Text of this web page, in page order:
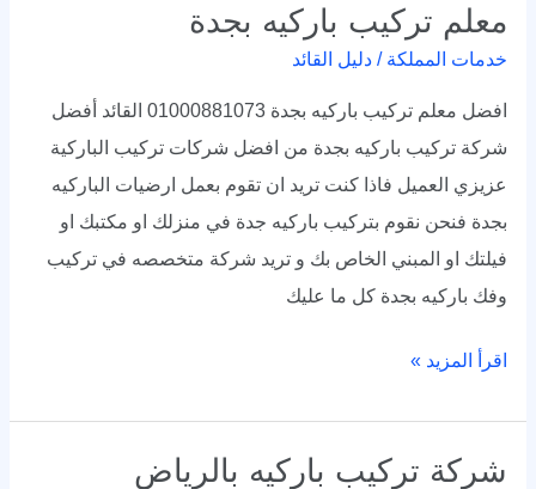
معلم تركيب باركيه بجدة
خدمات المملكة / دليل القائد
افضل معلم تركيب باركيه بجدة 01000881073 القائد أفضل
شركة تركيب باركيه بجدة من افضل شركات تركيب الباركية
عزيزي العميل فاذا كنت تريد ان تقوم بعمل ارضيات الباركيه
بجدة فنحن نقوم بتركيب باركيه جدة في منزلك او مكتبك او
فيلتك او المبني الخاص بك و تريد شركة متخصصه في تركيب
وفك باركيه بجدة كل ما عليك
معلم
تركيب
اقرأ المزيد »
شركة تركيب باركيه بالرياض
شركة